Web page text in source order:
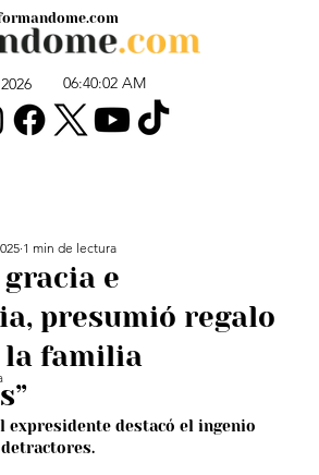
06:40:02 AM
e
presumió regalo
la familia
1 min de lectura
expresidente destacó el ingenio